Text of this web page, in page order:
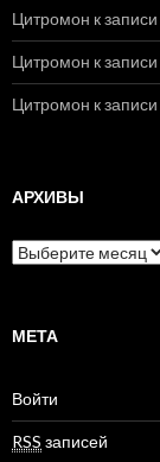
Цитромон к записи
Цитромон к записи
Цитромон к записи
АРХИВЫ
А
р
в
МЕТА
Войти
RSS записей